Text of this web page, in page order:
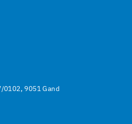
0102, 9051 Gand